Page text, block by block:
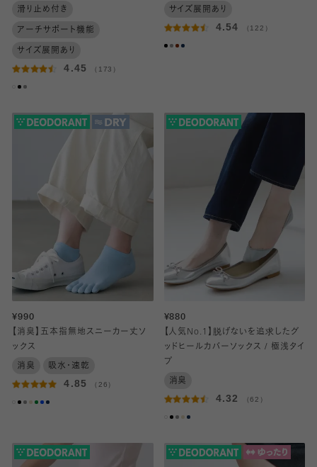
滑り止め付き
アーチサポート機能
サイズ展開あり
4.45 （173）
サイズ展開あり
4.54 （122）
¥990
【消臭】五本指無地スニーカー丈ソ
ックス
消臭 吸水・速乾
4.85 （26）
¥880
【人気No.1】脱げないを追求したグ
ッドヒールカバーソックス / 極浅タイ
プ
消臭
4.32 （62）